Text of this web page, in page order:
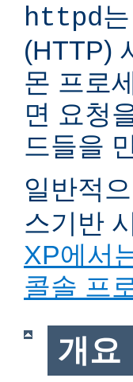
httpd
(HTTP)
몬 프로
면 요청
드들을
일반적
스기반
XP에서
콜솔 프
개요